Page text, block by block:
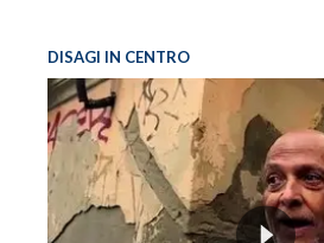
DISAGI IN CENTRO